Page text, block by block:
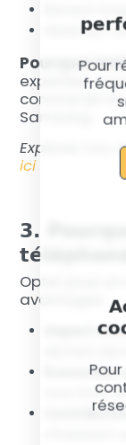
Pour
Batterie
Matériaux
Pourquoi
expertise
comme les
Samsung.
Explorez nos
ici
3.
Opter pour
avantages :
Impact
déchets
vous évite
choisissant